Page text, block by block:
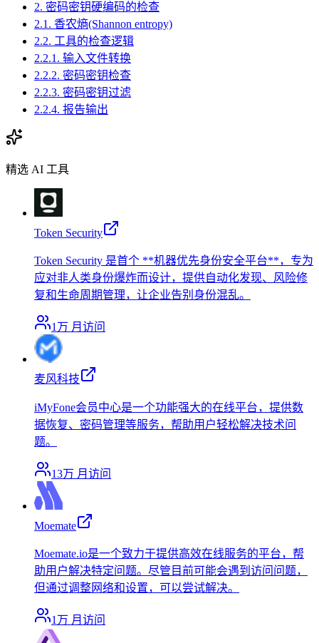
2. 密码密钥硬编码的检查
2.1. 香农熵(Shannon entropy)
2.2. 工具的检查逻辑
2.2.1. 输入文件转换
2.2.2. 密码密钥检查
2.2.3. 密码密钥过滤
2.2.4. 报告输出
精选 AI 工具
Token Security
Token Security 是首个 **机器优先身份安全平台**，专为
应对非人类身份爆炸而设计，提供自动化发现、风险修
复和生命周期管理，让企业告别身份混乱。
1万 月访问
麦风科技
iMyFone会员中心是一个功能强大的在线平台，提供数
据恢复、密码管理等服务，帮助用户轻松解决技术问
题。
13万 月访问
Moemate
Moemate.io是一个致力于提供高效在线服务的平台，帮
助用户解决特定问题。尽管目前可能会遇到访问问题，
但通过调整网络和设置，可以尝试解决。
1万 月访问